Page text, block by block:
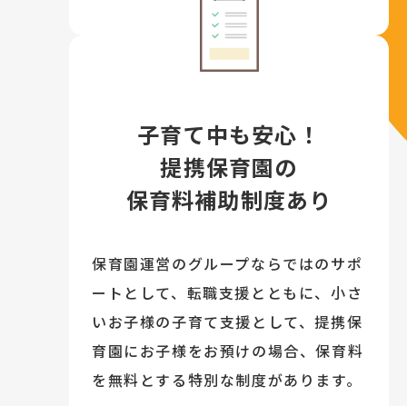
子育て中も安心！
提携保育園の
保育料補助制度あり
保育園運営のグループならではのサポ
ートとして、転職支援とともに、小さ
いお子様の子育て支援として、提携保
育園にお子様をお預けの場合、保育料
を無料とする特別な制度があります。